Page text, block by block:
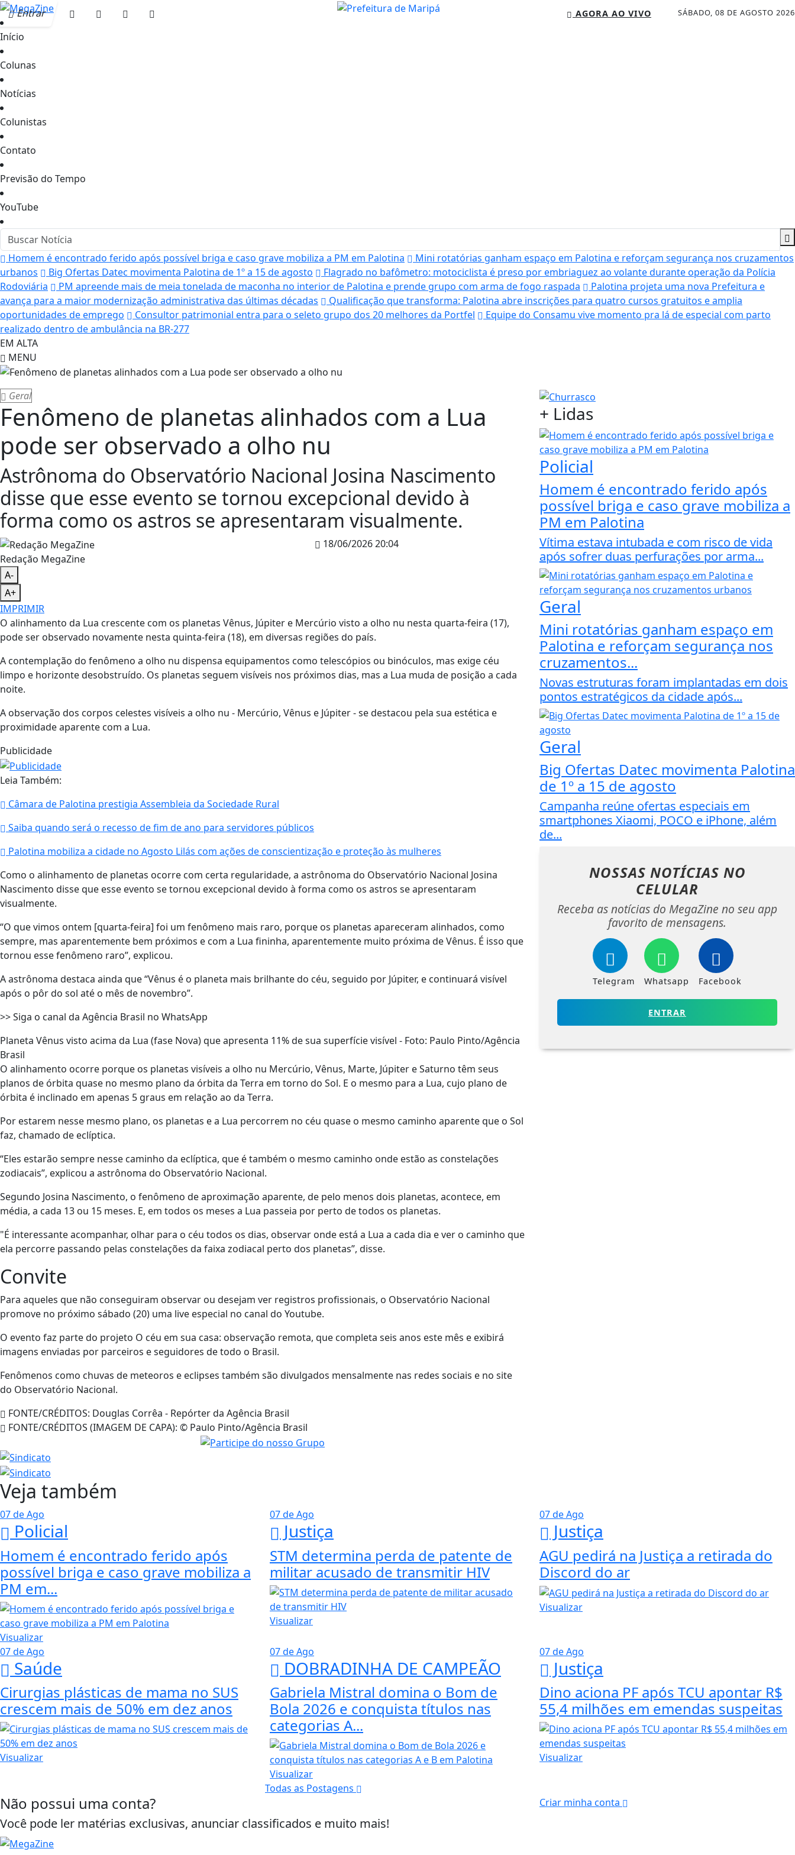
Entrar SÁBADO, 08 DE AGOSTO 2026
AGORA AO VIVO
Início
Colunas
Notícias
Colunistas
Contato
Previsão do Tempo
YouTube
Homem é encontrado ferido após possível briga e caso grave mobiliza a PM em Palotina
Mini rotatórias ganham espaço em Palotina e reforçam segurança nos cruzamentos
urbanos
Big Ofertas Datec movimenta Palotina de 1º a 15 de agosto
Flagrado no bafômetro: motociclista é preso por embriaguez ao volante durante operação da Polícia
Rodoviária
PM apreende mais de meia tonelada de maconha no interior de Palotina e prende grupo com arma de fogo raspada
Palotina projeta uma nova Prefeitura e
avança para a maior modernização administrativa das últimas décadas
Qualificação que transforma: Palotina abre inscrições para quatro cursos gratuitos e amplia
oportunidades de emprego
Consultor patrimonial entra para o seleto grupo dos 20 melhores da Portfel
Equipe do Consamu vive momento pra lá de especial com parto
realizado dentro de ambulância na BR-277
EM ALTA
MENU
Geral
Fenômeno de planetas alinhados com a Lua
pode ser observado a olho nu
Astrônoma do Observatório Nacional Josina Nascimento
disse que esse evento se tornou excepcional devido à
forma como os astros se apresentaram visualmente.
Redação MegaZine
18/06/2026 20:04
A-
A+
IMPRIMIR
O alinhamento da Lua crescente com os planetas Vênus, Júpiter e Mercúrio visto a olho nu nesta quarta-feira (17),
pode ser observado novamente nesta quinta-feira (18), em diversas regiões do país.
A contemplação do fenômeno a olho nu dispensa equipamentos como telescópios ou binóculos, mas exige céu
limpo e horizonte desobstruído. Os planetas seguem visíveis nos próximos dias, mas a Lua muda de posição a cada
noite.
A observação dos corpos celestes visíveis a olho nu - Mercúrio, Vênus e Júpiter - se destacou pela sua estética e
proximidade aparente com a Lua.
Publicidade
Leia Também:
Câmara de Palotina prestigia Assembleia da Sociedade Rural
Saiba quando será o recesso de fim de ano para servidores públicos
Palotina mobiliza a cidade no Agosto Lilás com ações de conscientização e proteção às mulheres
Como o alinhamento de planetas ocorre com certa regularidade, a astrônoma do Observatório Nacional Josina
Nascimento disse que esse evento se tornou excepcional devido à forma como os astros se apresentaram
visualmente.
“O que vimos ontem [quarta-feira] foi um fenômeno mais raro, porque os planetas apareceram alinhados, como
sempre, mas aparentemente bem próximos e com a Lua fininha, aparentemente muito próxima de Vênus. É isso que
tornou esse fenômeno raro”, explicou.
A astrônoma destaca ainda que “Vênus é o planeta mais brilhante do céu, seguido por Júpiter, e continuará visível
após o pôr do sol até o mês de novembro”.
>> Siga o canal da Agência Brasil no WhatsApp
Planeta Vênus visto acima da Lua (fase Nova) que apresenta 11% de sua superfície visível - Foto: Paulo Pinto/Agência
Brasil
O alinhamento ocorre porque os planetas visíveis a olho nu Mercúrio, Vênus, Marte, Júpiter e Saturno têm seus
planos de órbita quase no mesmo plano da órbita da Terra em torno do Sol. E o mesmo para a Lua, cujo plano de
órbita é inclinado em apenas 5 graus em relação ao da Terra.
Por estarem nesse mesmo plano, os planetas e a Lua percorrem no céu quase o mesmo caminho aparente que o Sol
faz, chamado de eclíptica.
“Eles estarão sempre nesse caminho da eclíptica, que é também o mesmo caminho onde estão as constelações
zodiacais”, explicou a astrônoma do Observatório Nacional.
Segundo Josina Nascimento, o fenômeno de aproximação aparente, de pelo menos dois planetas, acontece, em
média, a cada 13 ou 15 meses. E, em todos os meses a Lua passeia por perto de todos os planetas.
"É interessante acompanhar, olhar para o céu todos os dias, observar onde está a Lua a cada dia e ver o caminho que
ela percorre passando pelas constelações da faixa zodiacal perto dos planetas”, disse.
Convite
Para aqueles que não conseguiram observar ou desejam ver registros profissionais, o Observatório Nacional
promove no próximo sábado (20) uma live especial no canal do Youtube.
O evento faz parte do projeto O céu em sua casa: observação remota, que completa seis anos este mês e exibirá
imagens enviadas por parceiros e seguidores de todo o Brasil.
Fenômenos como chuvas de meteoros e eclipses também são divulgados mensalmente nas redes sociais e no site
do Observatório Nacional.
FONTE/CRÉDITOS: Douglas Corrêa - Repórter da Agência Brasil
FONTE/CRÉDITOS (IMAGEM DE CAPA): © Paulo Pinto/Agência Brasil
+ Lidas
Policial
Homem é encontrado ferido após
possível briga e caso grave mobiliza a
PM em Palotina
Vítima estava intubada e com risco de vida
após sofrer duas perfurações por arma...
Geral
Mini rotatórias ganham espaço em
Palotina e reforçam segurança nos
cruzamentos...
Novas estruturas foram implantadas em dois
pontos estratégicos da cidade após...
Geral
Big Ofertas Datec movimenta Palotina
de 1º a 15 de agosto
Campanha reúne ofertas especiais em
smartphones Xiaomi, POCO e iPhone, além
de...
NOSSAS NOTÍCIAS NO
CELULAR
Receba as notícias do MegaZine no seu app
favorito de mensagens.
Telegram Whatsapp Facebook
ENTRAR
Veja também
07 de Ago
Policial
Homem é encontrado ferido após
possível briga e caso grave mobiliza a
PM em...
Visualizar
07 de Ago
Justiça
STM determina perda de patente de
militar acusado de transmitir HIV
Visualizar
07 de Ago
Justiça
AGU pedirá na Justiça a retirada do
Discord do ar
Visualizar
07 de Ago
Saúde
Cirurgias plásticas de mama no SUS
crescem mais de 50% em dez anos
Visualizar
07 de Ago
DOBRADINHA DE CAMPEÃO
Gabriela Mistral domina o Bom de
Bola 2026 e conquista títulos nas
categorias A...
Visualizar
07 de Ago
Justiça
Dino aciona PF após TCU apontar R$
55,4 milhões em emendas suspeitas
Visualizar
Todas as Postagens
Não possui uma conta?
Você pode ler matérias exclusivas, anunciar classificados e muito mais!
Criar minha conta